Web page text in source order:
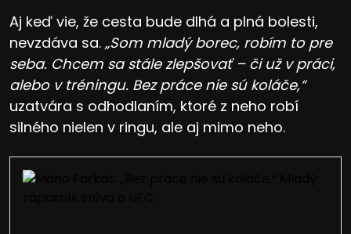
Aj keď vie, že cesta bude dlhá a plná bolesti,
nevzdáva sa. „Som mladý borec, robím to pre
seba. Chcem sa stále zlepšovať – či už v práci,
alebo v tréningu. Bez práce nie sú koláče,“
uzatvára s odhodlaním, ktoré z neho robí
silného nielen v ringu, ale aj mimo neho.